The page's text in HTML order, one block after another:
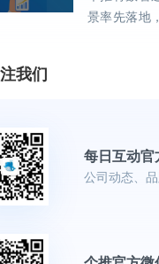
景率先落地
我们
每日互动
公司动态、